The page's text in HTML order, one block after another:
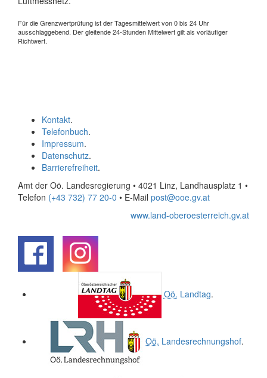
Für die Grenzwertprüfung ist der Tagesmittelwert von 0 bis 24 Uhr
ausschlaggebend. Der gleitende 24-Stunden Mittelwert gilt als vorläufiger
Richtwert.
Kontakt.
Telefonbuch.
Impressum.
Datenschutz.
Barrierefreiheit.
Amt der Oö. Landesregierung • 4021 Linz, Landhausplatz 1 •
Telefon (+43 732) 77 20-0 • E-Mail post@ooe.gv.at
www.land-oberoesterreich.gv.at
Oö. Landtag.
Oö. Landesrechnungshof.